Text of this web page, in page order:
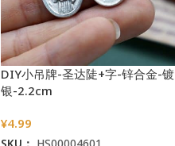
DIY小吊牌-圣达陡+字-锌合金-镀
银-2.2cm
¥4.99